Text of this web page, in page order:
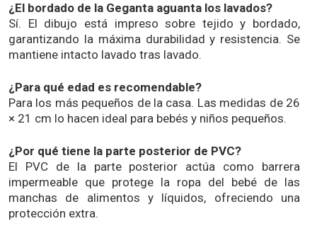
¿El bordado de la Geganta aguanta los lavados?
Sí. El dibujo está impreso sobre tejido y bordado,
garantizando la máxima durabilidad y resistencia. Se
mantiene intacto lavado tras lavado.
¿Para qué edad es recomendable?
Para los más pequeños de la casa. Las medidas de 26
× 21 cm lo hacen ideal para bebés y niños pequeños.
¿Por qué tiene la parte posterior de PVC?
El PVC de la parte posterior actúa como barrera
impermeable que protege la ropa del bebé de las
manchas de alimentos y líquidos, ofreciendo una
protección extra.